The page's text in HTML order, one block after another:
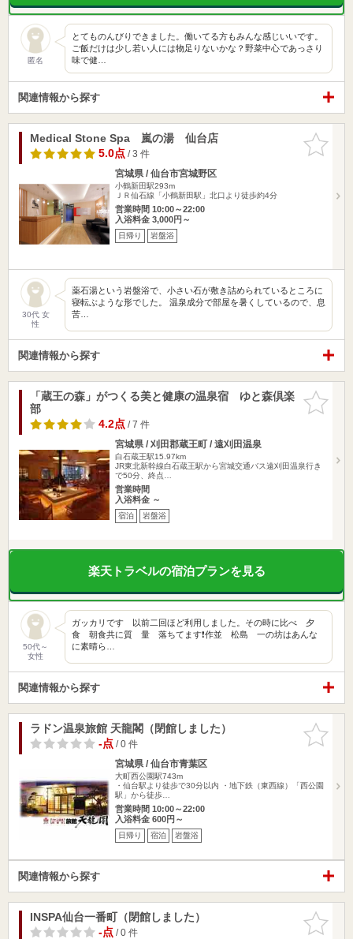
匿名
とてものんびりできました。働いてる方もみんな感じいいです。
ご飯だけは少し若い人には物足りないかな？野菜中心であっさり
味で健…
関連情報から探す
お気に入
りに追加
Medical Stone Spa 嵐の湯 仙台店
5.0点/ 3 件
宮城県 / 仙台市宮城野区
小鶴新田駅293m
ＪＲ仙石線「小鶴新田駅」北口より徒歩約4分
営業時間 10:00～22:00
入浴料金 3,000円～
日帰り 岩盤浴
30代 女
性
薬石湯という岩盤浴で、小さい石が敷き詰められているところに
寝転ぶような形でした。 温泉成分で部屋を暑くしているので、息
苦…
関連情報から探す
お気に入
りに追加
「蔵王の森」がつくる美と健康の温泉宿 ゆと森倶楽
部
4.2点/ 7 件
宮城県 / 刈田郡蔵王町 / 遠刈田温泉
白石蔵王駅15.97km
JR東北新幹線白石蔵王駅から宮城交通バス遠刈田温泉行き
で50分、終点…
営業時間
入浴料金 ～
宿泊 岩盤浴
楽天トラベルの宿泊プランを見る
50代～
女性
ガッカリです 以前二回ほど利用しました。その時に比べ 夕
食 朝食共に質 量 落ちてます❗作並 松島 一の坊はあんな
に素晴ら…
関連情報から探す
お気に入
りに追加
ラドン温泉旅館 天龍閣（閉館しました）
-点/ 0 件
宮城県 / 仙台市青葉区
大町西公園駅743m
・仙台駅より徒歩で30分以内 ・地下鉄（東西線）「西公園
駅」から徒歩…
営業時間 10:00～22:00
入浴料金 600円～
日帰り 宿泊 岩盤浴
関連情報から探す
お気に入
りに追加
INSPA仙台一番町（閉館しました）
-点/ 0 件